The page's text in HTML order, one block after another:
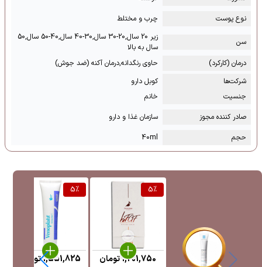
نوع پوست
چرب و مختلط
سن
زیر 20 سال,20-30 سال,30-40 سال,40-50 سال,50
سال به بالا
درمان (کارکرد)
حاوی رنگدانه,درمان آکنه (ضد جوش)
شرکت‌ها
کوبل دارو
جنسیت
خانم
صادر کننده مجوز
سازمان غذا و دارو
حجم
40ml
5%
1,201,750تومان
5%
1,551,825تومان